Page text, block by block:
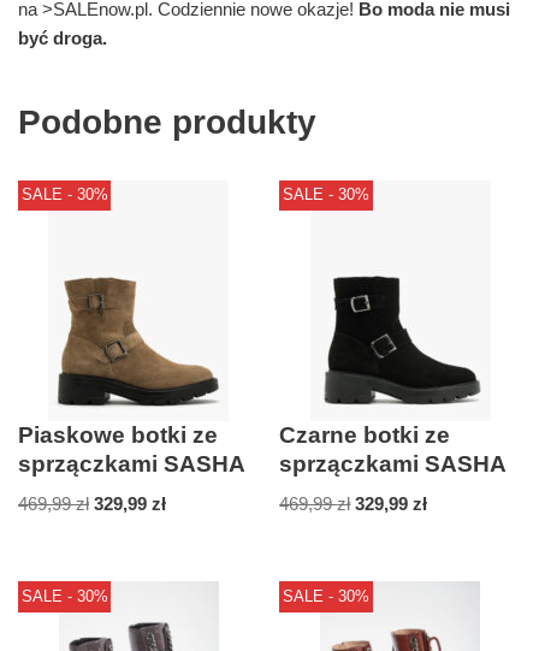
na >SALEnow.pl. Codziennie nowe okazje! Bo moda nie musi
być droga.
Podobne produkty
SALE - 30%
Piaskowe botki ze
sprzączkami SASHA
469,99zł 329,99 zł
SALE - 30%
Czarne botki ze
sprzączkami SASHA
469,99zł 329,99zł
SALE - 30% SALE - 30%